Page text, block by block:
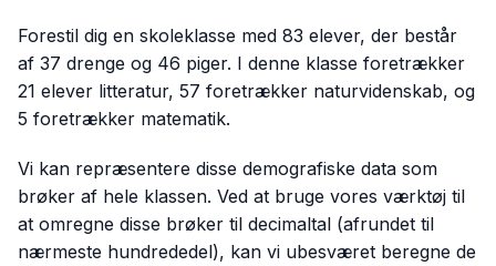
Forestil dig en skoleklasse med 83 elever, der består
af 37 drenge og 46 piger. I denne klasse foretrækker
21 elever litteratur, 57 foretrækker naturvidenskab, og
5 foretrækker matematik.
Vi kan repræsentere disse demografiske data som
brøker af hele klassen. Ved at bruge vores værktøj til
at omregne disse brøker til decimaltal (afrundet til
nærmeste hundrededel), kan vi ubesværet beregne de